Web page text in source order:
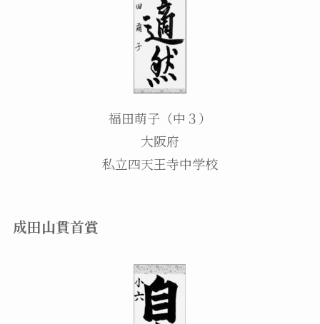
福田萌子（中３）
大阪府
私立四天王寺中学校
成田山貫首賞